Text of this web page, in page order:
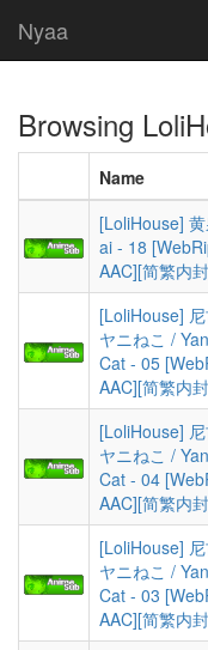
Nyaa
Browsing
Name
[LoliHouse]
ai - 18
AAC][简繁内
[LoliHouse]
ヤニねこ /
Cat - 05
AAC][简繁内
[LoliHouse]
ヤニねこ /
Cat - 04
AAC][简繁内
[LoliHouse]
ヤニねこ /
Cat - 03
AAC][简繁内